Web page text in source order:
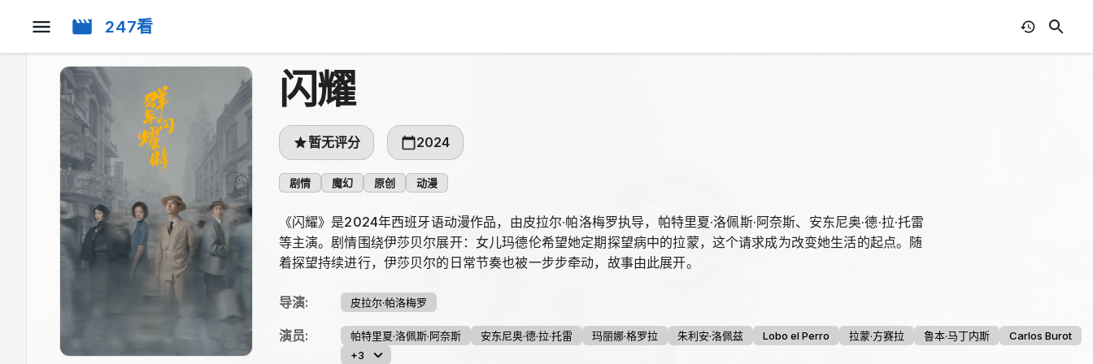
247看
闪耀
暂无评分 2024
剧情 魔幻 原创 动漫
《闪耀》是2024年西班牙语动漫作品，由皮拉尔·帕洛梅罗执导，帕特里夏·洛佩斯·阿奈斯、安东尼奥·德·拉·托雷
等主演。剧情围绕伊莎贝尔展开：女儿玛德伦希望她定期探望病中的拉蒙，这个请求成为改变她生活的起点。随
着探望持续进行，伊莎贝尔的日常节奏也被一步步牵动，故事由此展开。
导演: 皮拉尔·帕洛梅罗
演员: 帕特里夏·洛佩斯·阿奈斯 安东尼奥·德·拉·托雷 玛丽娜·格罗拉 朱利安·洛佩兹 Lobo el Perro 拉蒙·方赛拉 鲁本·马丁内斯
Carlos Burot
+3